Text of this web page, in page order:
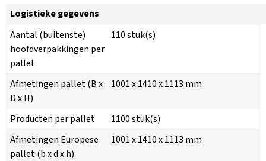
Logistieke gegevens
Aantal (buitenste)
hoofdverpakkingen per
pallet
110 stuk(s)
Afmetingen pallet (B x
D x H)
1001 x 1410 x 1113 mm
Producten per pallet
1100 stuk(s)
Afmetingen Europese
pallet (b x d x h)
1001 x 1410 x 1113 mm